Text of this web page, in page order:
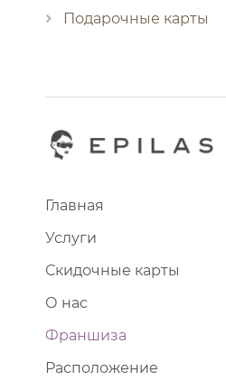
Подарочные карты
Главная
Услуги
Скидочные карты
О нас
Франшиза
Расположение